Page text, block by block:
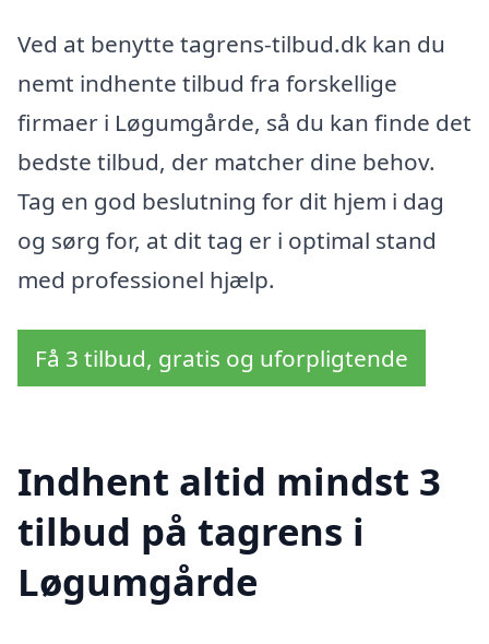
Ved at benytte tagrens-tilbud.dk kan du
nemt indhente tilbud fra forskellige
firmaer i Løgumgårde, så du kan finde det
bedste tilbud, der matcher dine behov.
Tag en god beslutning for dit hjem i dag
og sørg for, at dit tag er i optimal stand
med professionel hjælp.
Få 3 tilbud, gratis og uforpligtende
Indhent altid mindst 3
tilbud på tagrens i
Løgumgårde